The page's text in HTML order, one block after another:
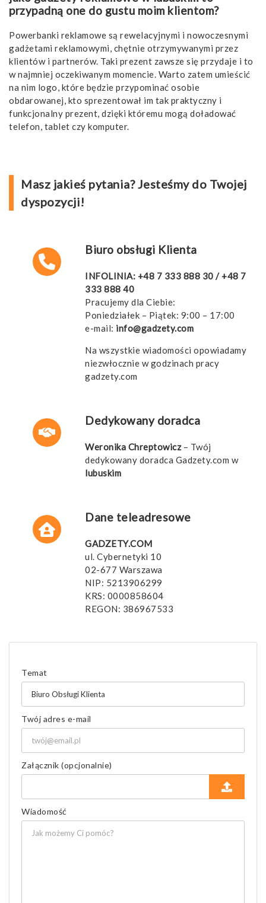
przypadną one do gustu moim klientom?
Powerbanki reklamowe są rewelacyjnymi i nowoczesnymi
gadżetami reklamowymi, chętnie otrzymywanymi przez
klientów i partnerów. Taki prezent zawsze się przydaje i to
w najmniej oczekiwanym momencie. Warto zatem umieścić
na nim logo, które będzie przypominać osobie
obdarowanej, kto sprezentował im tak praktyczny i
funkcjonalny prezent, dzięki któremu mogą doładować
telefon, tablet czy komputer.
Masz jakieś pytania? Jesteśmy do Twojej
dyspozycji!
Biuro obsługi Klienta
INFOLINIA: +48 7 333 888 30 / +48 7
333 888 40
Pracujemy dla Ciebie:
Poniedziałek – Piątek: 9:00 – 17:00
e-mail: info@gadzety.com
Na wszystkie wiadomości opowiadamy
niezwłocznie w godzinach pracy
gadzety.com
Dedykowany doradca
Weronika Chreptowicz– Twój
dedykowany doradca Gadzety.com w
lubuskim
Dane teleadresowe
GADZETY.COM
ul. Cybernetyki 10
02-677 Warszawa
NIP: 5213906299
KRS: 0000858604
REGON: 386967533
Temat
Twój adres e-mail
Załącznik (opcjonalnie)
Wiadomość